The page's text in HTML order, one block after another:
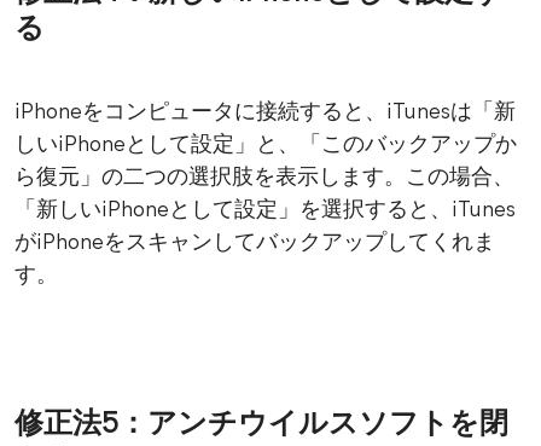
る
iPhoneをコンピュータに接続すると、iTunesは「新
しいiPhoneとして設定」と、「このバックアップか
ら復元」の二つの選択肢を表示します。この場合、
「新しいiPhoneとして設定」を選択すると、iTunes
がiPhoneをスキャンしてバックアップしてくれま
す。
修正法5：アンチウイルスソフトを閉